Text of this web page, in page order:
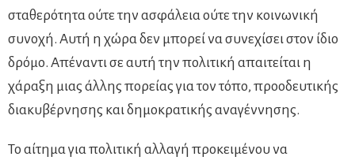
σταθερότητα ούτε την ασφάλεια ούτε την κοινωνική
συνοχή. Αυτή η χώρα δεν μπορεί να συνεχίσει στον ίδιο
δρόμο. Απέναντι σε αυτή την πολιτική απαιτείται η
χάραξη μιας άλλης πορείας για τον τόπο, προοδευτικής
διακυβέρνησης και δημοκρατικής αναγέννησης.
Το αίτημα για πολιτική αλλαγή προκειμένου να